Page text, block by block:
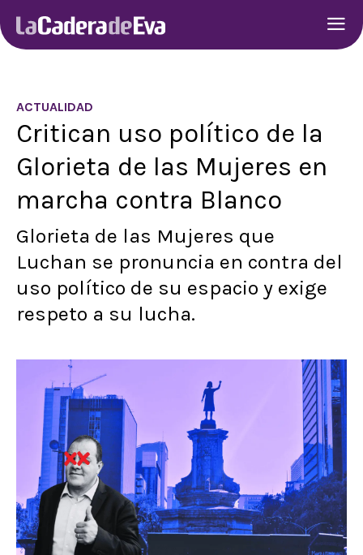
ACTUALIDAD
Critican uso político de la
Glorieta de las Mujeres en
marcha contra Blanco
Glorieta de las Mujeres que
Luchan se pronuncia en contra del
uso político de su espacio y exige
respeto a su lucha.